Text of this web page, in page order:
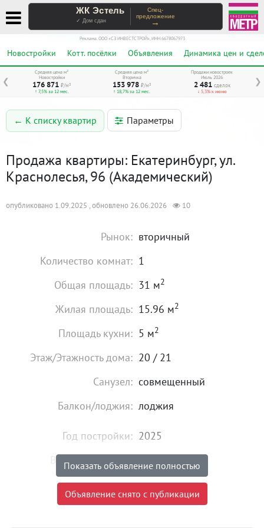
ЖК Эстель
✓ Дом сдан
Спец-
предложение
→
Реклама. ООО «СЗ ИНВЕСТСТРОЙ», ИНН 6678067973
Новостройки Котт. посёлки Объявления Динамика цен и
❮ ❯
Средняя цена м²
Новостройки
176 871 ₽/м²
↑ 7,5% за 12 мес.
Средняя цена м²
Вторичка
153 978 ₽/м²
↑ 18,7% за 12 мес.
Продажи новостроек
Июль 2026
2 481 сделок
↓ 5,3% к июню
← К списку квартир Параметры
Продажа квартиры: Екатеринбург, ул.
Краснолесья, 96 (Академический)
опубликовано 1.09.2025 , обновлено 26.06.2026 10
Рынок: вторичный
Количество комнат: 1
Общая площадь: 31 м2
Жилая площадь: 15.96 м2
Площадь кухни: 5 м2
Этаж/Этажность дома: 20 / 21
Санузел: совмещенный
Балкон/лоджия: лоджия
Год постройки: 2025
Высота потолков:
Состояние: удовлетворительное
Показать объявление полностью
Объявление снято с публикации